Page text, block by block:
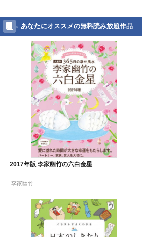
あなたにオススメの無料読み放題作品
2017年版 李家幽竹の六白金星
李家幽竹